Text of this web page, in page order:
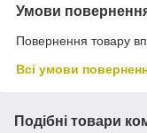
Умови
Повернення товару
Всі умови
Подібні товари